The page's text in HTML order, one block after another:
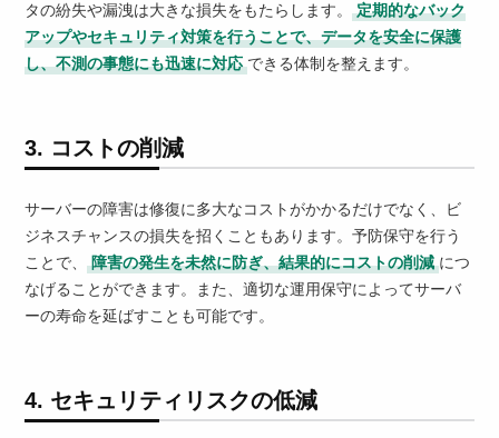
タの紛失や漏洩は大きな損失をもたらします。 定期的なバック
アップやセキュリティ対策を行うことで、データを安全に保護
し、不測の事態にも迅速に対応 できる体制を整えます。
3. コストの削減
サーバーの障害は修復に多大なコストがかかるだけでなく、ビ
ジネスチャンスの損失を招くこともあります。予防保守を行う
ことで、 障害の発生を未然に防ぎ、結果的にコストの削減 につ
なげることができます。また、適切な運用保守によってサーバ
ーの寿命を延ばすことも可能です。
4. セキュリティリスクの低減